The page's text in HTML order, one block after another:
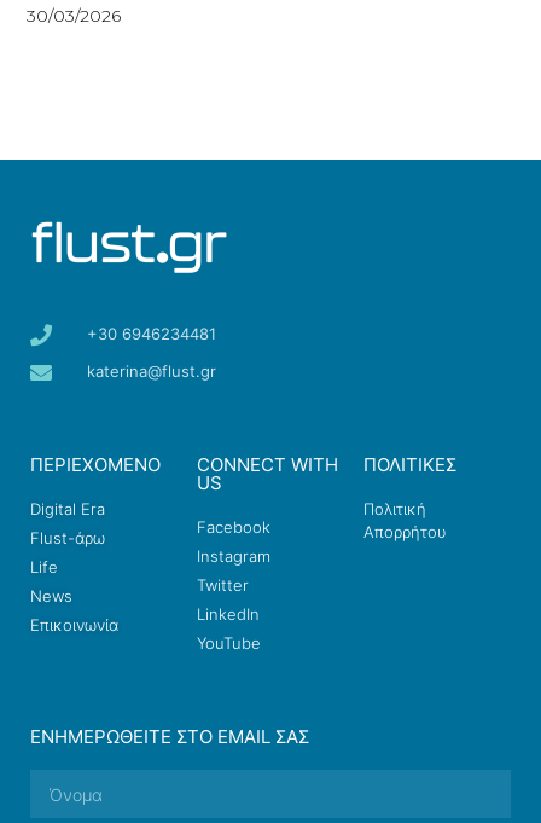
30/03/2026
+30 6946234481
katerina@flust.gr
ΠΕΡΙΕΧΟΜΕΝΟ
Digital Era
Flust-άρω
Life
News
Επικοινωνία
CONNECT WITH
US
Facebook
Instagram
Twitter
LinkedIn
YouTube
ΠΟΛΙΤΙΚΕΣ
Πολιτική
Απορρήτου
ΕΝΗΜΕΡΩΘΕΊΤΕ ΣΤΟ EMAIL ΣΑΣ